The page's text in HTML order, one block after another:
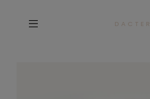
D A C T E R